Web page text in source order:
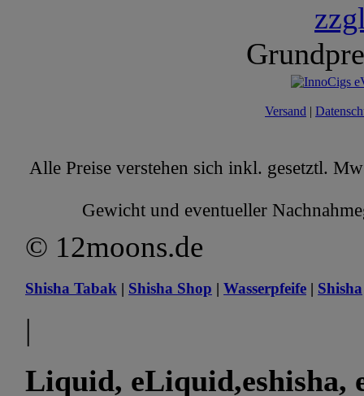
Versand |
Alle Preise verstehen sich inkl. gesetztl.
Gewicht und eventueller
© 12moons.de
Shisha Tabak | Shisha Shop | Wasserpfeife | Shisha
|
Liquid, eLiquid,eshisha,